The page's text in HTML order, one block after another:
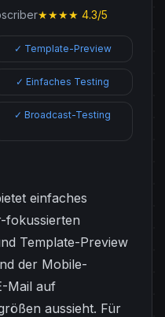
★★★★ 4.3/5
✓ Template-Preview
✓ Einfaches Testing
✓ Broadcast-Testing
einfaches
fokussierten
Template-Preview
der Mobile-
Mail auf
aussieht. Für